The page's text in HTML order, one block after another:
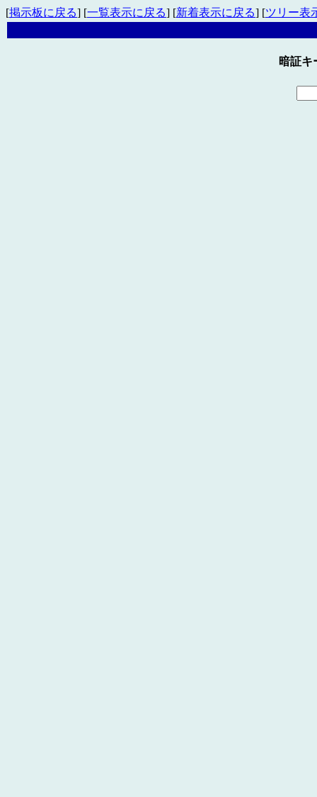
[掲示板に戻る] [一覧表示に戻る] [新着表示に戻る] [ツリー表
暗証キ